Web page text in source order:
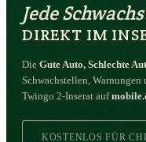
Jede
DIREKT IM
Die Gute Auto, Schlechte
Schwachstellen,
Twingo 2-Inserat auf
KOSTENLOS FÜR